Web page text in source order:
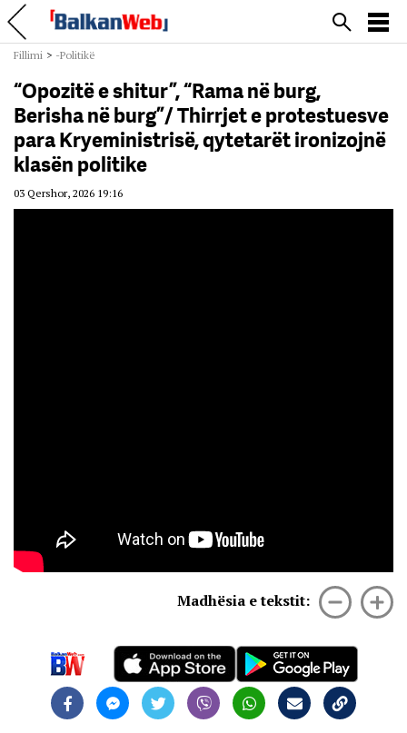
Fillimi > -Politikë
“Opozitë e shitur”, “Rama në burg,
Berisha në burg”/ Thirrjet e protestuesve
para Kryeministrisë, qytetarët ironizojnë
klasën politike
03 Qershor, 2026 19:16
Madhësia e tekstit: